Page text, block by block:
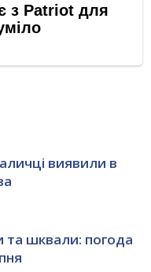
виявили в
шквали: погода